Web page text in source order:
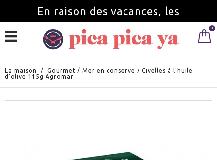
En raison des vacances, les
commandes seront servies à partir du 0
La maison / Gourmet / Mer en conserve / Civelles à l'huile
d'olive 115g Agromar